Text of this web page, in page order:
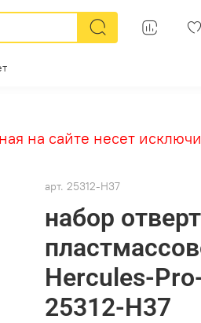
на сайте несет
арт. 25312-H37
набор
Hercules-
25312-H37